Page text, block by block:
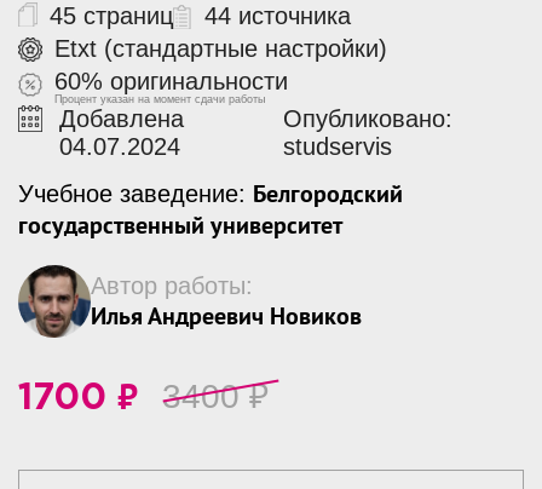
45 страниц
44 источника
Etxt (стандартные настройки)
60% оригинальности
Процент указан на момент сдачи работы
Добавлена
04.07.2024
Опубликовано:
studservis
Учебное заведение: Белгородский
государственный университет
Автор работы:
Илья Андреевич Новиков
1700 ₽ 3400₽